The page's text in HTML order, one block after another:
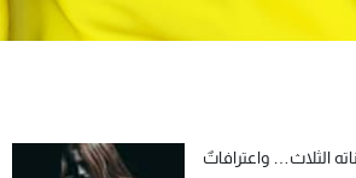
الثلاث… واعترافاتٌ
وظائف